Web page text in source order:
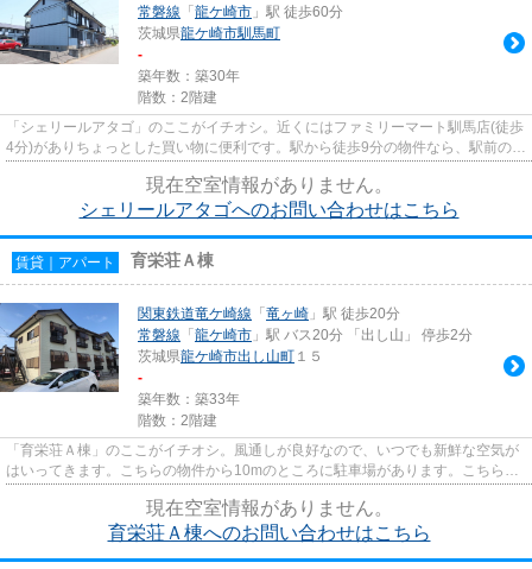
常磐線 「 龍ケ崎市 」駅 徒歩60分
茨城県龍ケ崎市馴馬町
-
築年数：築30年
階数：2階建
「シェリールアタゴ」のここがイチオシ。近くにはファミリーマート馴馬店(徒歩
4分)がありちょっとした買い物に便利です。駅から徒歩9分の物件なら、駅前のお
現在空室情報がありません。
シェリールアタゴへのお問い合わせはこちら
賃貸｜アパート 育栄荘Ａ棟
関東鉄道竜ケ崎線 「 竜ヶ崎 」駅 徒歩20分
常磐線 「 龍ケ崎市 」駅 バス20分 「出し山」 停歩2分
茨城県龍ケ崎市出し山町 １５
-
築年数：築33年
階数：2階建
「育栄荘Ａ棟」のここがイチオシ。風通しが良好なので、いつでも新鮮な空気が
はいってきます。こちらの物件から10mのところに駐車場があります。こちらの
現在空室情報がありません。
育栄荘Ａ棟へのお問い合わせはこちら